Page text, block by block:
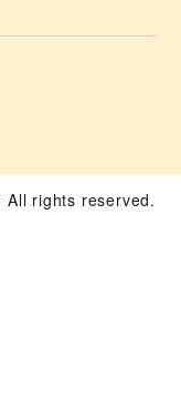
rights reserved.